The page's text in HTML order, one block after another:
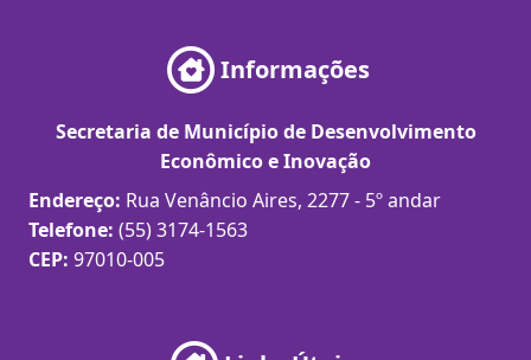
Informações
Secretaria de Município de Desenvolvimento
Econômico e Inovação
Endereço: Rua Venâncio Aires, 2277 - 5º andar
Telefone: (55) 3174-1563
CEP: 97010-005